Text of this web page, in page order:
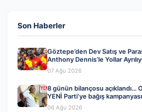
Son Haberler
Göztepe’den Dev Satış ve
Anthony Dennis’le Yollar
07 Ağu 2026
8 günün bilançosu açıklandı…
YENİ Parti’ye bağış
06 Ağu 2026